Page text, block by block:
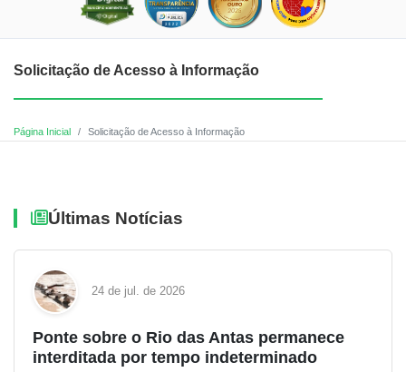
Solicitação de Acesso à Informação
Página Inicial Solicitação de Acesso à Informação
Últimas Notícias
24 de jul. de 2026
Ponte sobre o Rio das Antas permanece
interditada por tempo indeterminado